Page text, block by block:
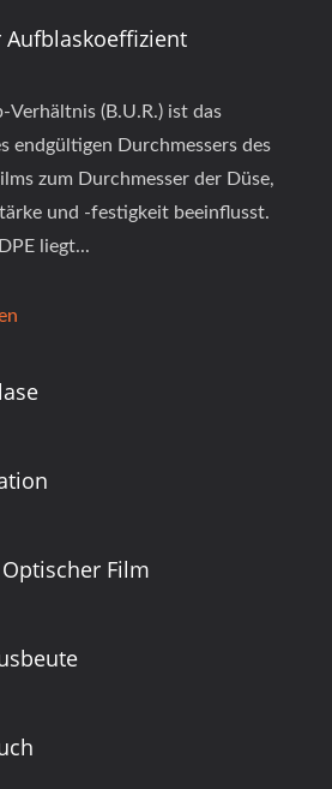
Aufblaskoeffizient
Verhältnis (B.U.R.) ist das
endgültigen Durchmessers des
zum Durchmesser der Düse,
und -festigkeit beeinflusst.
liegt...
Film